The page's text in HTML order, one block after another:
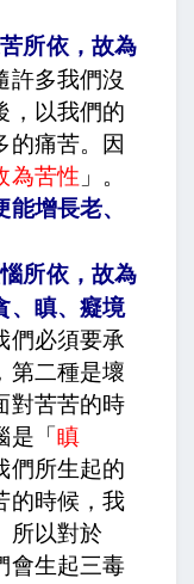
所依，故為
許多我們沒
，以我們的
的痛苦。因
為苦性 」。
增長老、
所依，故為
、瞋、癡境
們必須要承
第二種是壞
對苦苦的時
「 瞋
們所生起的
的時候，我
所以對於
會生起三毒